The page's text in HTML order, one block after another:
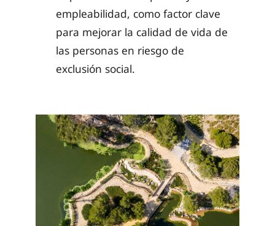
empleabilidad, como factor clave
para mejorar la calidad de vida de
las personas en riesgo de
exclusión social.